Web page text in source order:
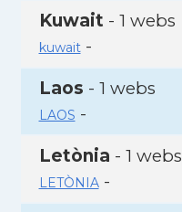
Kuwait - 1 webs
kuwait-
Laos - 1 webs
LAOS -
Letònia - 1 webs
LETÒNIA-